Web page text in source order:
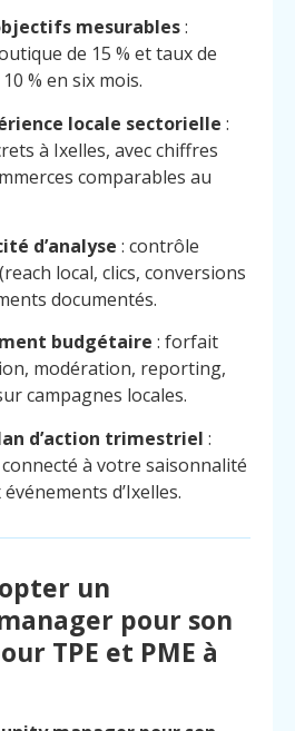
mesurables:
de 15 % et taux de
% en six mois.
locale sectorielle :
à Ixelles, avec chiffres
comparables au
d’analyse : contrôle
local, clics, conversions
documentés.
budgétaire : forfait
modération, reporting,
campagnes locales.
d’action trimestriel :
à votre saisonnalité
d’Ixelles.
un
pour son
TPE et PME à